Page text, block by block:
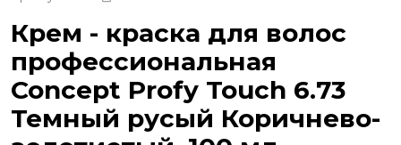
Крем - краска для волос
профессиональная
Concept Profy Touch 6.73
Темный русый Коричнево-